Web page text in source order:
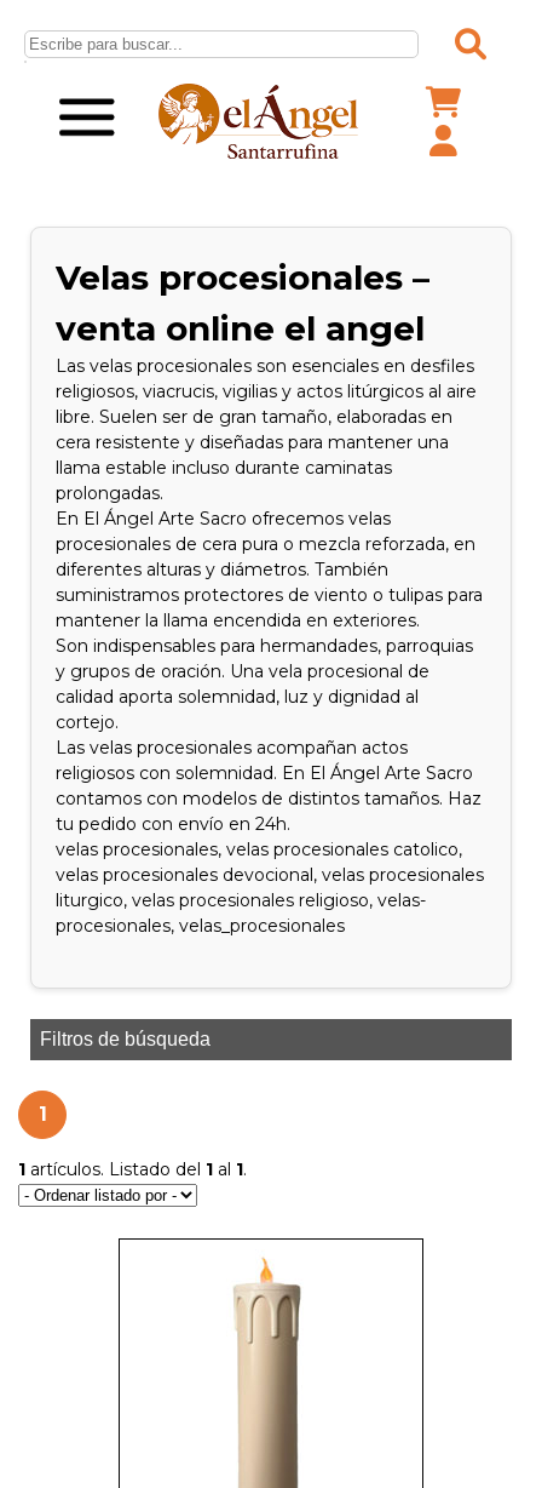
Velas procesionales –
venta online el angel
Las velas procesionales son esenciales en desfiles
religiosos, viacrucis, vigilias y actos litúrgicos al aire
libre. Suelen ser de gran tamaño, elaboradas en
cera resistente y diseñadas para mantener una
llama estable incluso durante caminatas
prolongadas.
En El Ángel Arte Sacro ofrecemos velas
procesionales de cera pura o mezcla reforzada, en
diferentes alturas y diámetros. También
suministramos protectores de viento o tulipas para
mantener la llama encendida en exteriores.
Son indispensables para hermandades, parroquias
y grupos de oración. Una vela procesional de
calidad aporta solemnidad, luz y dignidad al
cortejo.
Las velas procesionales acompañan actos
religiosos con solemnidad. En El Ángel Arte Sacro
contamos con modelos de distintos tamaños. Haz
tu pedido con envío en 24h.
velas procesionales, velas procesionales catolico,
velas procesionales devocional, velas procesionales
liturgico, velas procesionales religioso, velas-
procesionales, velas_procesionales
Filtros de búsqueda
1
1 artículos. Listado del 1 al 1.